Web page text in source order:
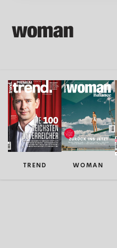
TREND WOMAN